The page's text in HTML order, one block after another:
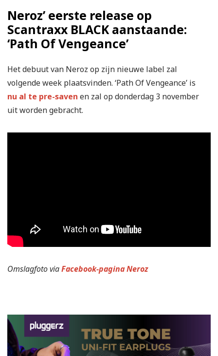
Neroz’ eerste release op
Scantraxx BLACK aanstaande:
‘Path Of Vengeance’
Het debuut van Neroz op zijn nieuwe label zal
volgende week plaatsvinden. ‘Path Of Vengeance’ is
nu al te pre-saven en zal op donderdag 3 november
uit worden gebracht.
Omslagfoto viaFacebook-pagina Neroz